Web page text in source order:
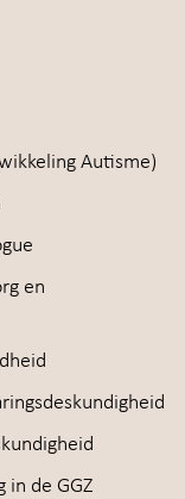
Autisme)
en
in de GGZ